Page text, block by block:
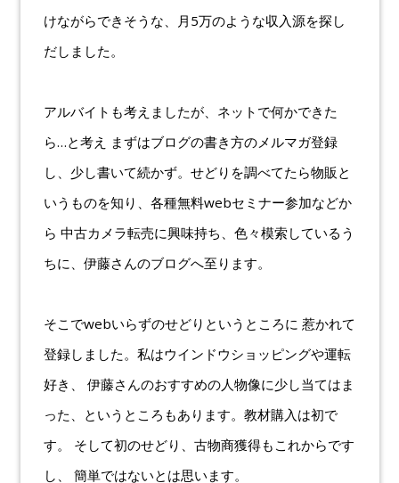
けながらできそうな、月5万のような収入源を探し
だしました。
アルバイトも考えましたが、ネットで何かできた
ら…と考え まずはブログの書き方のメルマガ登録
し、少し書いて続かず。せどりを調べてたら物販と
いうものを知り、各種無料webセミナー参加などか
ら 中古カメラ転売に興味持ち、色々模索しているう
ちに、伊藤さんのブログへ至ります。
そこでwebいらずのせどりというところに 惹かれて
登録しました。私はウインドウショッピングや運転
好き、 伊藤さんのおすすめの人物像に少し当てはま
った、というところもあります。教材購入は初で
す。 そして初のせどり、古物商獲得もこれからです
し、 簡単ではないとは思います。